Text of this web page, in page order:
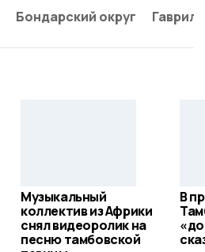
Бондарский округ
Музыкальный
коллектив из Африки
снял видеоролик на
песню тамбовской
В